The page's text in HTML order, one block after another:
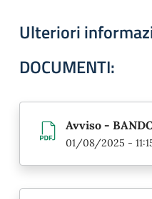
Ulteriori
DOCUMENTI:
Avviso -
01/08/2025 -